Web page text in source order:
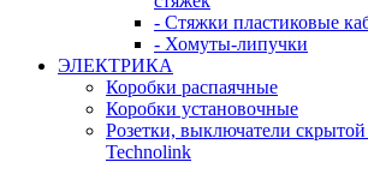
- Стяжки пластиковые
- Хомуты-липучки
ЭЛЕКТРИКА
Коробки распаячные
Коробки установочные
Розетки, выключатели скрытой
Technolink